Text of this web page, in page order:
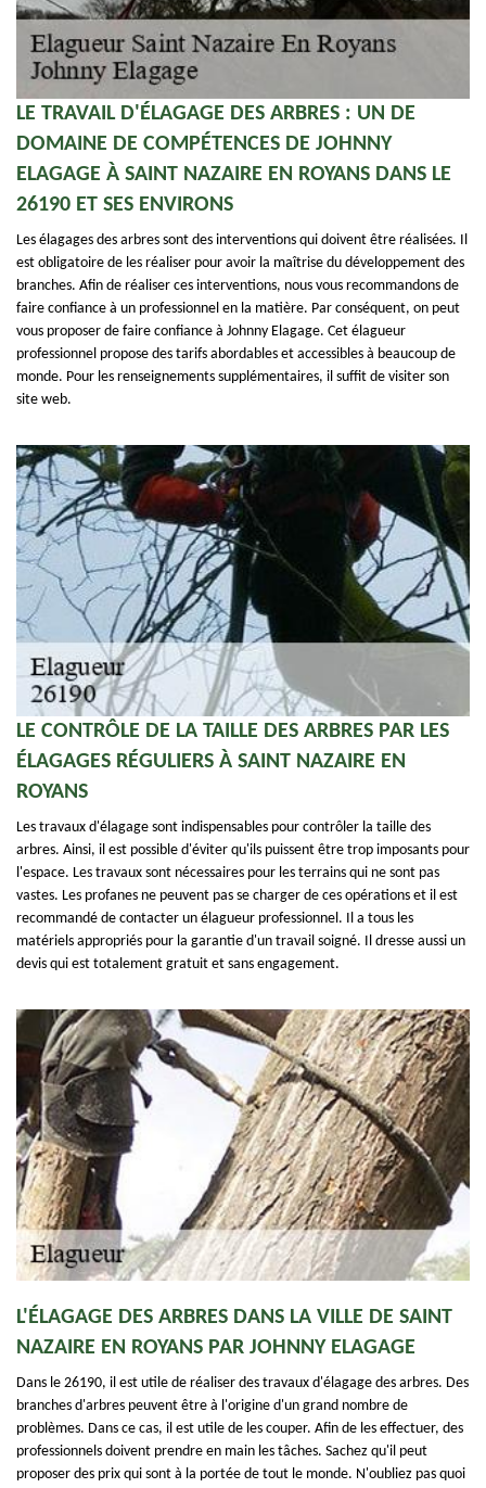
LE TRAVAIL D'ÉLAGAGE DES ARBRES : UN DE
DOMAINE DE COMPÉTENCES DE JOHNNY
ELAGAGE À SAINT NAZAIRE EN ROYANS DANS LE
26190 ET SES ENVIRONS
Les élagages des arbres sont des interventions qui doivent être réalisées. Il
est obligatoire de les réaliser pour avoir la maîtrise du développement des
branches. Afin de réaliser ces interventions, nous vous recommandons de
faire confiance à un professionnel en la matière. Par conséquent, on peut
vous proposer de faire confiance à Johnny Elagage. Cet élagueur
professionnel propose des tarifs abordables et accessibles à beaucoup de
monde. Pour les renseignements supplémentaires, il suffit de visiter son
site web.
LE CONTRÔLE DE LA TAILLE DES ARBRES PAR LES
ÉLAGAGES RÉGULIERS À SAINT NAZAIRE EN
ROYANS
Les travaux d'élagage sont indispensables pour contrôler la taille des
arbres. Ainsi, il est possible d'éviter qu'ils puissent être trop imposants pour
l'espace. Les travaux sont nécessaires pour les terrains qui ne sont pas
vastes. Les profanes ne peuvent pas se charger de ces opérations et il est
recommandé de contacter un élagueur professionnel. Il a tous les
matériels appropriés pour la garantie d'un travail soigné. Il dresse aussi un
devis qui est totalement gratuit et sans engagement.
L'ÉLAGAGE DES ARBRES DANS LA VILLE DE SAINT
NAZAIRE EN ROYANS PAR JOHNNY ELAGAGE
Dans le 26190, il est utile de réaliser des travaux d'élagage des arbres. Des
branches d'arbres peuvent être à l'origine d'un grand nombre de
problèmes. Dans ce cas, il est utile de les couper. Afin de les effectuer, des
professionnels doivent prendre en main les tâches. Sachez qu'il peut
proposer des prix qui sont à la portée de tout le monde. N'oubliez pas quoi